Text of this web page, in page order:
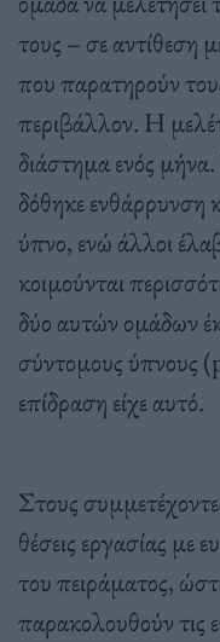
τους – σε αντίθεση
που παρατηρούν
περιβάλλον. Η
διάστημα ενός
δόθηκε ενθάρρυνση
ύπνο, ενώ άλλοι
κοιμούνται
δύο αυτών ομάδων
σύντομους ύπνους
επίδραση είχε αυτό.
Στους
θέσεις εργασίας με
του πειράματος,
παρακολουθούν τις